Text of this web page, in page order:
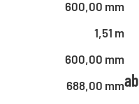
600,00 mm
1,51 m
600,00 mm
688,00 mm
ab 4 Tagen
ab 10 Tagen
ab